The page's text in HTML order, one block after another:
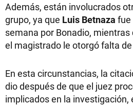
Además, están involucrados
grupo, ya que Luis Betnaza fue
semana por Bonadio, mientras
el magistrado le otorgó falta
En esta circunstancias, la
dio después de que el juez
implicados en la investigación,